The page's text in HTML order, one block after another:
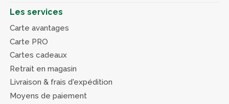
Les services
Carte avantages
Carte PRO
Cartes cadeaux
Retrait en magasin
Livraison & frais d'expédition
Moyens de paiement